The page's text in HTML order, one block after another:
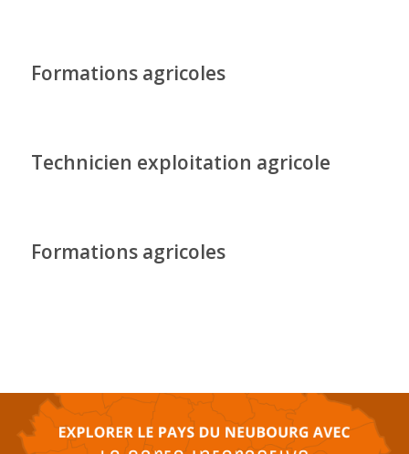
Formations agricoles
Technicien exploitation agricole
Formations agricoles